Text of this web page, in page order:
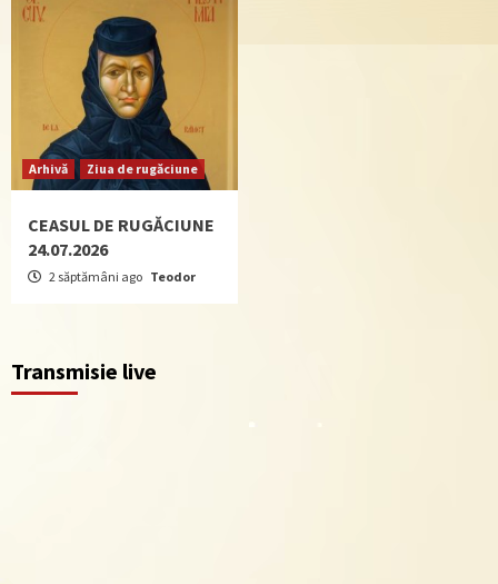
Arhivă Ziua de rugăciune
CEASUL DE RUGĂCIUNE
24.07.2026
2 săptămâni ago Teodor
Transmisie live